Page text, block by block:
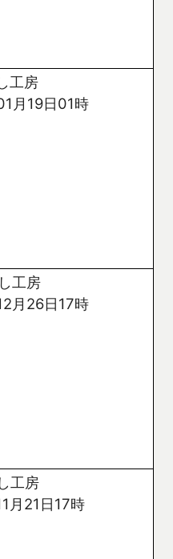
工房
月19日01時
工房
月26日17時
工房
月21日17時